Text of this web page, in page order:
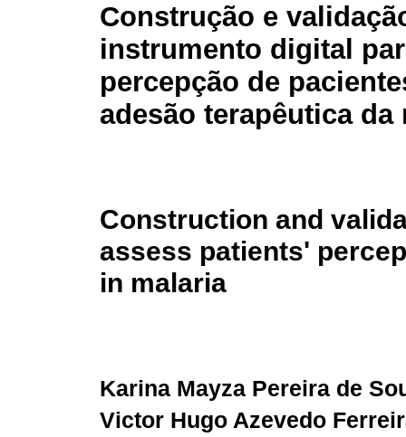
Construção e
instrumento digital
percepção de
adesão terapêutica da
Construction and
assess patients'
in malaria
Karina Mayza Pereira de
Victor Hugo Azevedo